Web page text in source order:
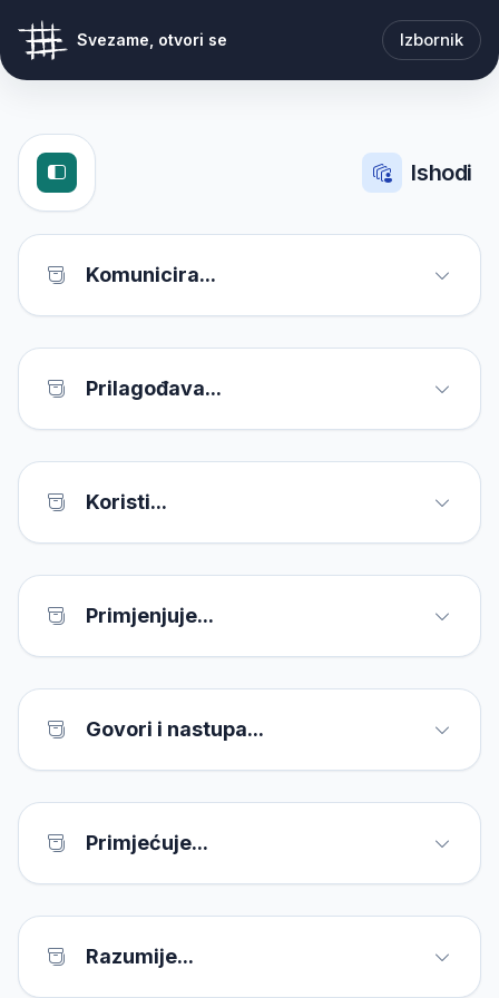
Svezame, otvori se Izbornik
Ishodi
Komunicira...
Prilagođava...
Koristi...
Primjenjuje...
Govori i nastupa...
Primjećuje...
Razumije...